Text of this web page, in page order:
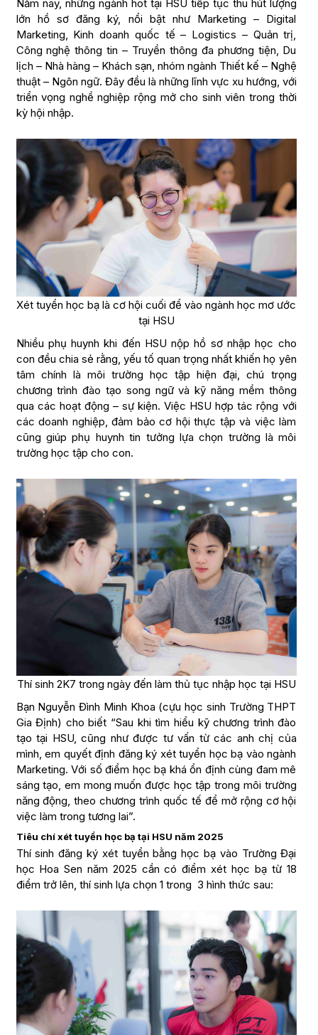
Năm nay, những ngành hot tại HSU tiếp tục thu hút lượng
lớn hồ sơ đăng ký, nổi bật như Marketing – Digital
Marketing, Kinh doanh quốc tế – Logistics – Quản trị,
Công nghệ thông tin – Truyền thông đa phương tiện, Du
lịch – Nhà hàng – Khách sạn, nhóm ngành Thiết kế – Nghệ
thuật – Ngôn ngữ. Đây đều là những lĩnh vực xu hướng, với
triển vọng nghề nghiệp rộng mở cho sinh viên trong thời
kỳ hội nhập.
Xét tuyển học bạ là cơ hội cuối để vào ngành học mơ ước
tại HSU
Nhiều phụ huynh khi đến HSU nộp hồ sơ nhập học cho
con đều chia sẻ rằng, yếu tố quan trọng nhất khiến họ yên
tâm chính là môi trường học tập hiện đại, chú trọng
chương trình đào tạo song ngữ và kỹ năng mềm thông
qua các hoạt động – sự kiện. Việc HSU hợp tác rộng với
các doanh nghiệp, đảm bảo cơ hội thực tập và việc làm
cũng giúp phụ huynh tin tưởng lựa chọn trường là môi
trường học tập cho con.
Thí sinh 2K7 trong ngày đến làm thủ tục nhập học tại HSU
Bạn Nguyễn Đình Minh Khoa (cựu học sinh Trường THPT
Gia Định) cho biết “Sau khi tìm hiểu kỹ chương trình đào
tạo tại HSU, cũng như được tư vấn từ các anh chị của
mình, em quyết định đăng ký xét tuyển học bạ vào ngành
Marketing. Với số điểm học bạ khá ổn định cùng đam mê
sáng tạo, em mong muốn được học tập trong môi trường
năng động, theo chương trình quốc tế để mở rộng cơ hội
việc làm trong tương lai”.
Tiêu chí xét tuyển học bạ tại HSU năm 2025
Thí sinh đăng ký xét tuyển bằng học bạ vào Trường Đại
học Hoa Sen năm 2025 cần có điểm xét học bạ từ 18
điểm trở lên, thí sinh lựa chọn 1 trong 3 hình thức sau: